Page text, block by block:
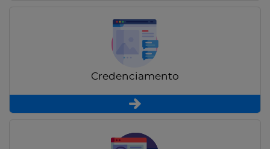
Credenciamento